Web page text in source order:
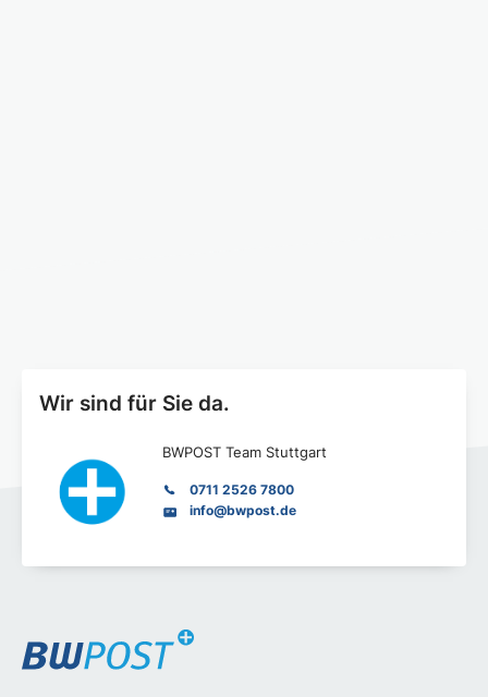
Wir sind für Sie da.
BWPOST Team Stuttgart
0711 2526 7800
info@bwpost.de